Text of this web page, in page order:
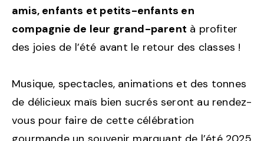
amis, enfants et petits-enfants en
compagnie de leur grand-parent à profiter
des joies de l’été avant le retour des classes !
Musique, spectacles, animations et des tonnes
de délicieux maïs bien sucrés seront au rendez-
vous pour faire de cette célébration